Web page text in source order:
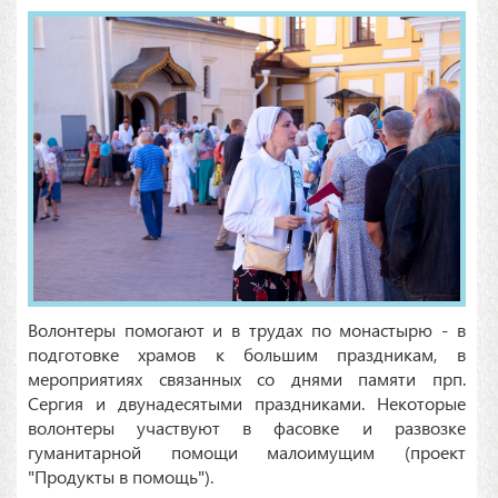
Волонтеры помогают и в трудах по монастырю - в
подготовке храмов к большим праздникам, в
мероприятиях связанных со днями памяти прп.
Сергия и двунадесятыми праздниками. Некоторые
волонтеры участвуют в фасовке и развозке
гуманитарной помощи малоимущим (проект
"Продукты в помощь").